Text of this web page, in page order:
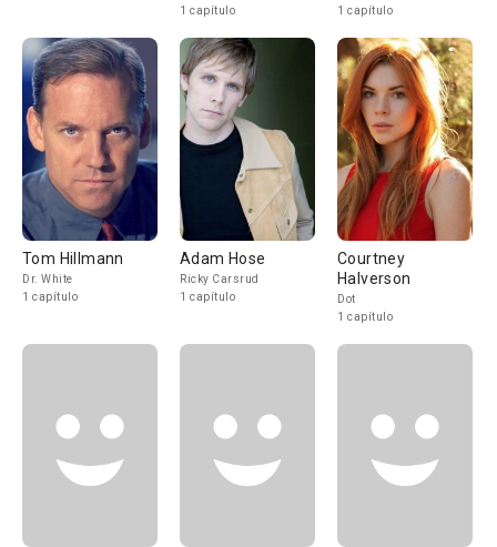
1 capítulo
1 capítulo
Tom Hillmann
Dr. White
1 capítulo
Adam Hose
Ricky Carsrud
1 capítulo
Courtney
Halverson
Dot
1 capítulo